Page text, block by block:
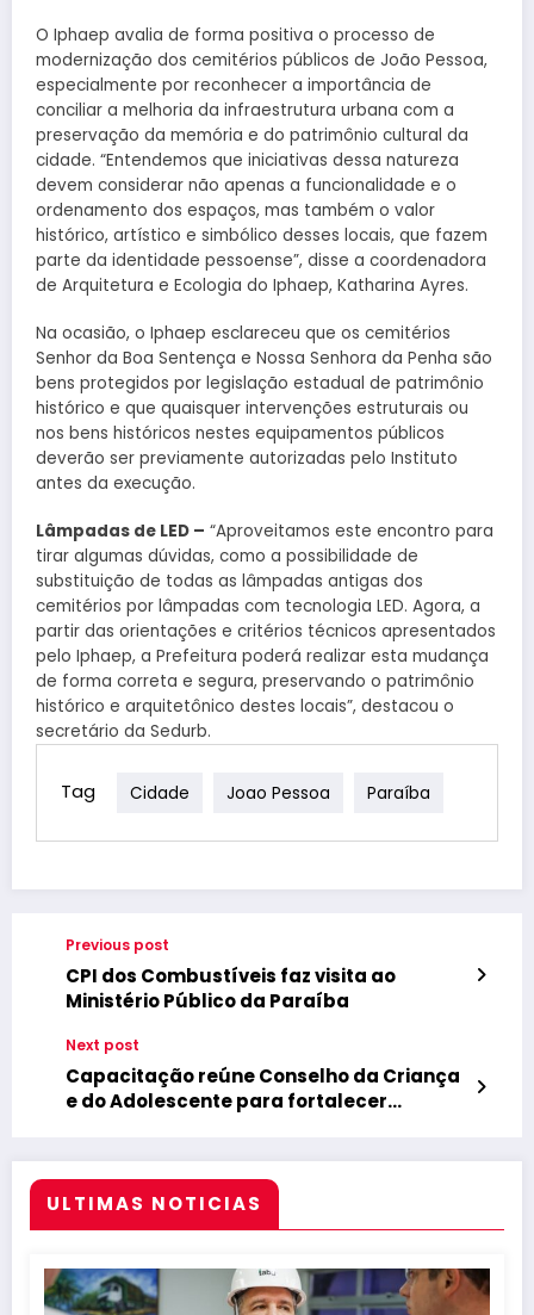
O Iphaep avalia de forma positiva o processo de
modernização dos cemitérios públicos de João Pessoa,
especialmente por reconhecer a importância de
conciliar a melhoria da infraestrutura urbana com a
preservação da memória e do patrimônio cultural da
cidade. “Entendemos que iniciativas dessa natureza
devem considerar não apenas a funcionalidade e o
ordenamento dos espaços, mas também o valor
histórico, artístico e simbólico desses locais, que fazem
parte da identidade pessoense”, disse a coordenadora
de Arquitetura e Ecologia do Iphaep, Katharina Ayres.
Na ocasião, o Iphaep esclareceu que os cemitérios
Senhor da Boa Sentença e Nossa Senhora da Penha são
bens protegidos por legislação estadual de patrimônio
histórico e que quaisquer intervenções estruturais ou
nos bens históricos nestes equipamentos públicos
deverão ser previamente autorizadas pelo Instituto
antes da execução.
Lâmpadas de LED – “Aproveitamos este encontro para
tirar algumas dúvidas, como a possibilidade de
substituição de todas as lâmpadas antigas dos
cemitérios por lâmpadas com tecnologia LED. Agora, a
partir das orientações e critérios técnicos apresentados
pelo Iphaep, a Prefeitura poderá realizar esta mudança
de forma correta e segura, preservando o patrimônio
histórico e arquitetônico destes locais”, destacou o
secretário da Sedurb.
Tag Cidade Joao Pessoa Paraíba
Previous post
CPI dos Combustíveis faz visita ao
Ministério Público da Paraíba
Next post
Capacitação reúne Conselho da Criança
e do Adolescente para fortalecer
ULTIMAS NOTICIAS